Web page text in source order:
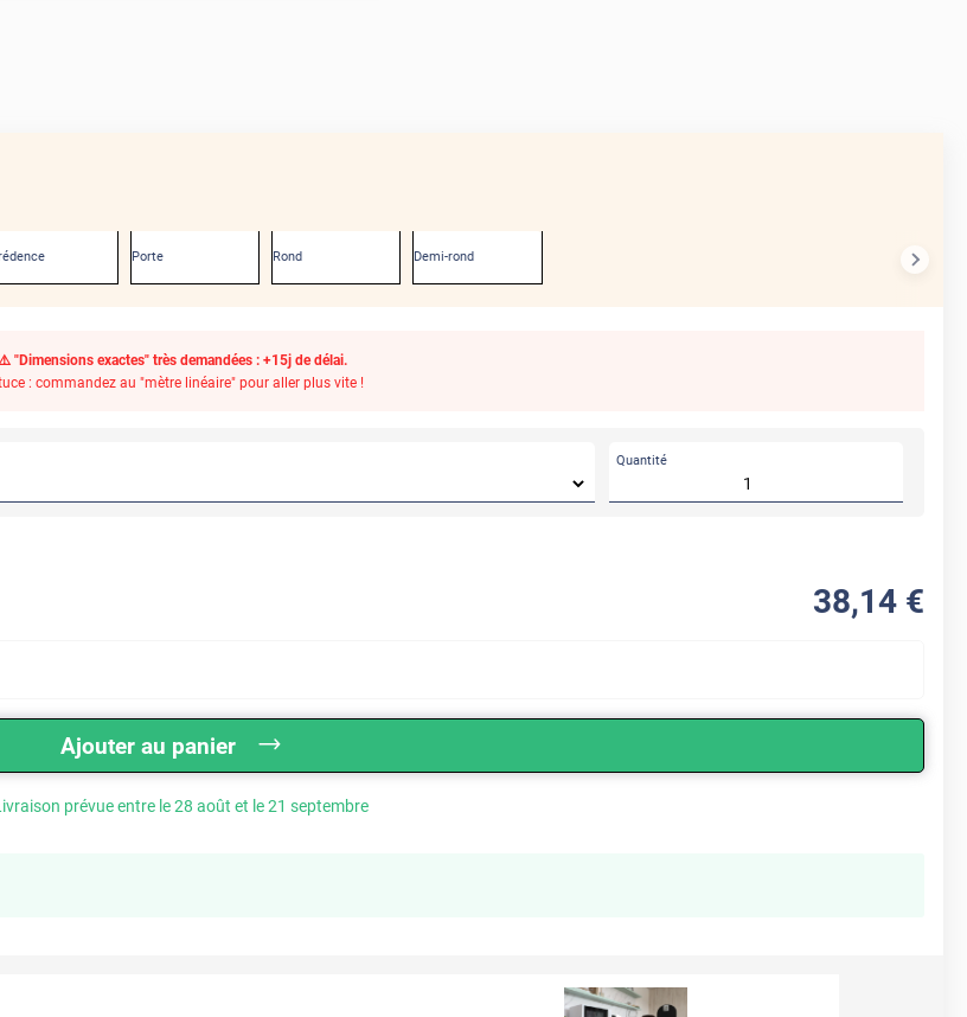
Porte Rond Demi-rond
"Dimensions exactes" très demandées : +15j de délai.
: commandez au "mètre linéaire" pour aller plus vite !
Quantité
38,14 €
Ajouter au panier
prévue entre le 28 août et le 21 septembre